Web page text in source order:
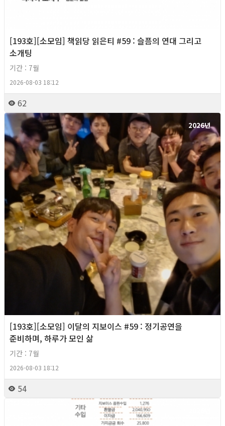
[193호][소모임] 책읽당 읽은티 #59 : 슬픔의 연대 그리고
소개팅
기간 : 7월
2026-08-03 18:12
62
2026년
[193호][소모임] 이달의 지보이스 #59 : 정기공연을
준비하며, 하루가 모인 삶
기간 : 7월
2026-08-03 18:12
54